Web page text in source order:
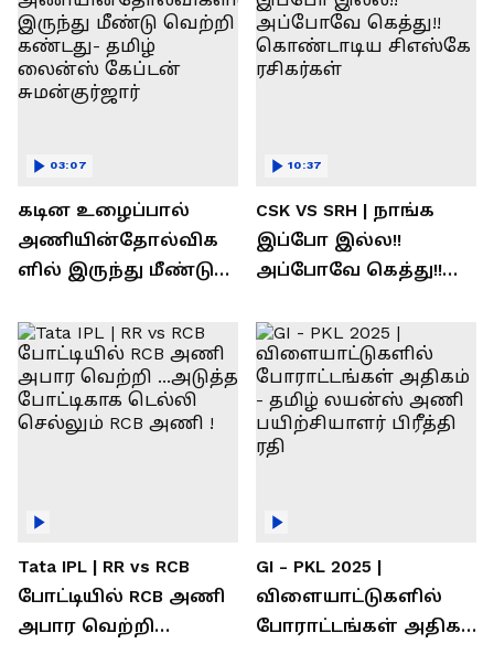
கடின உழைப்பால்
அணியின்தோல்விக
ளில் இருந்து மீண்டு
தமிழ் லைன்ஸ்
கேப்டன் சுமன்குர்ஜார்
03:07
CSK VS SRH | நாங்க
இப்போ இல்ல!!
அப்போவே கெத்து!!
சிஎஸ்கே ரசிகர்கள்
10:37
Tata IPL | RR vs RCB
போட்டியில் RCB அணி
அபார வெற்றி
GI - PKL 2025 |
விளையாட்டுகளில்
போராட்டங்கள் அதிகம்